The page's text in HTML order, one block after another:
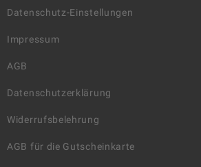
Datenschutz-Einstellungen
Impressum
AGB
Datenschutzerklärung
Widerrufsbelehrung
AGB für die Gutscheinkarte